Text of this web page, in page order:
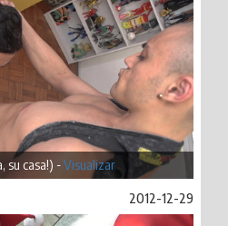
su casa!) -Visualizar
2012-12-29